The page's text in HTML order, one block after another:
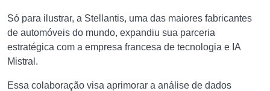
Só para ilustrar, a Stellantis, uma das maiores fabricantes
de automóveis do mundo, expandiu sua parceria
estratégica com a empresa francesa de tecnologia e IA
Mistral.
Essa colaboração visa aprimorar a análise de dados